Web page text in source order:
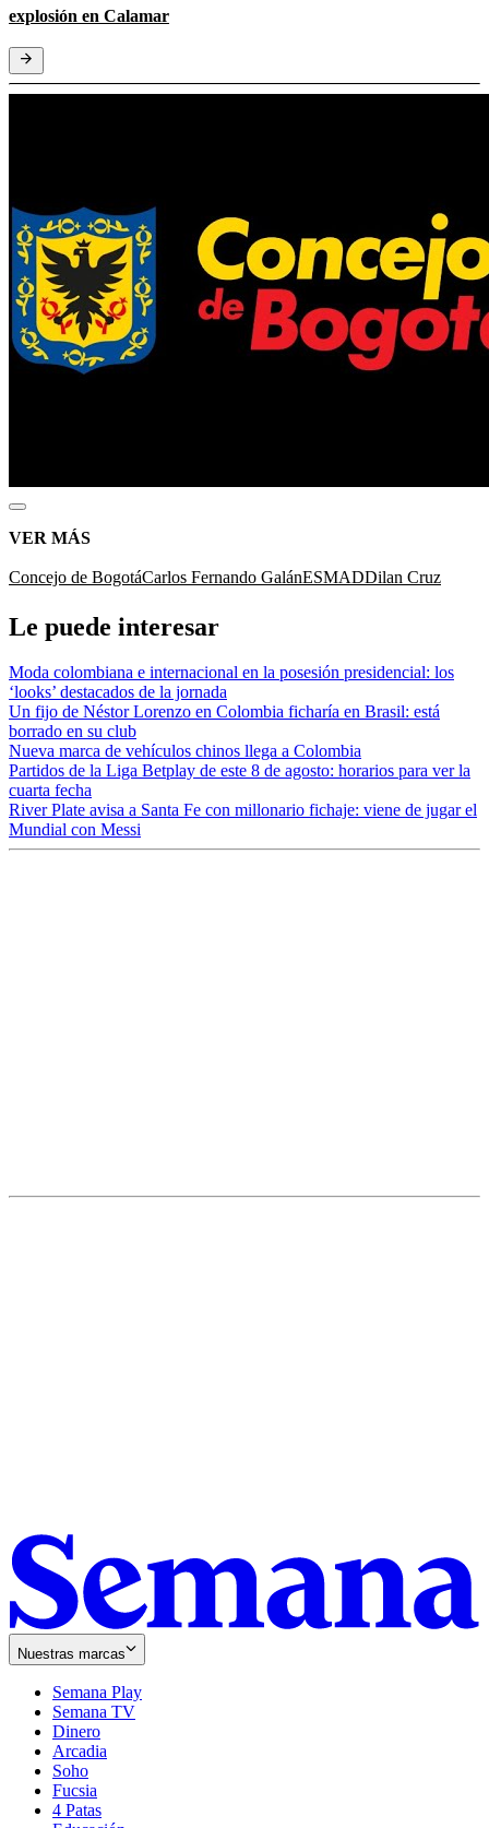
explosión en Calamar
VER MÁS
Concejo de BogotáCarlos Fernando GalánESMADDilan Cruz
Le puede interesar
Moda colombiana e internacional en la posesión presidencial: los
‘looks’ destacados de la jornada
Un fijo de Néstor Lorenzo en Colombia ficharía en Brasil: está
borrado en su club
Nueva marca de vehículos chinos llega a Colombia
Partidos de la Liga Betplay de este 8 de agosto: horarios para ver la
cuarta fecha
River Plate avisa a Santa Fe con millonario fichaje: viene de jugar el
Mundial con Messi
Nuestras marcas
Semana Play
Semana TV
Dinero
Arcadia
Soho
in
new
Fucsia
in
4 Patas